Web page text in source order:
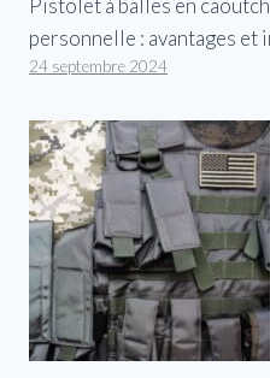
Pistolet à balles en
personnelle : avantages et
24 septembre 2024